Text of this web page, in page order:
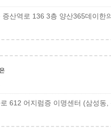
증산역로 136 3층 양산365데이한
612 어지럼증 이명센터 (삼성동,